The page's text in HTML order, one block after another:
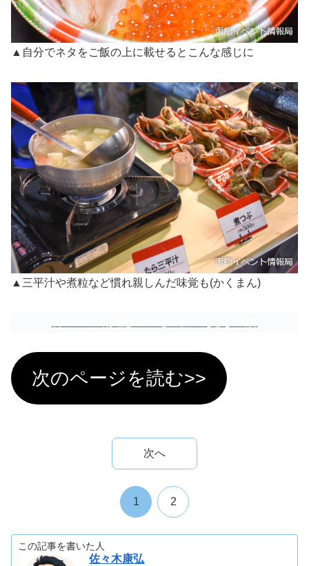
▲自分でネタをご飯の上に載せるとこんな感じに
▲三平汁や煮粒など慣れ親しんだ味覚も(かくまん)
次のページを読む>>
次へ
1 2
この記事を書いた人
佐々木康弘